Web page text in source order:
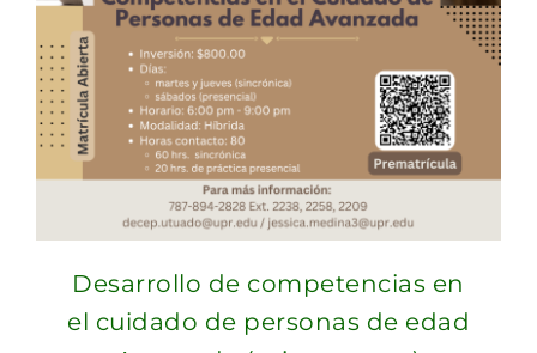
Desarrollo de competencias en
el cuidado de personas de edad